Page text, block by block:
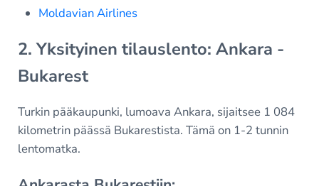
Moldavian Airlines
2. Yksityinen tilauslento: Ankara -
Bukarest
Turkin pääkaupunki, lumoava Ankara, sijaitsee 1 084
kilometrin päässä Bukarestista. Tämä on 1-2 tunnin
lentomatka.